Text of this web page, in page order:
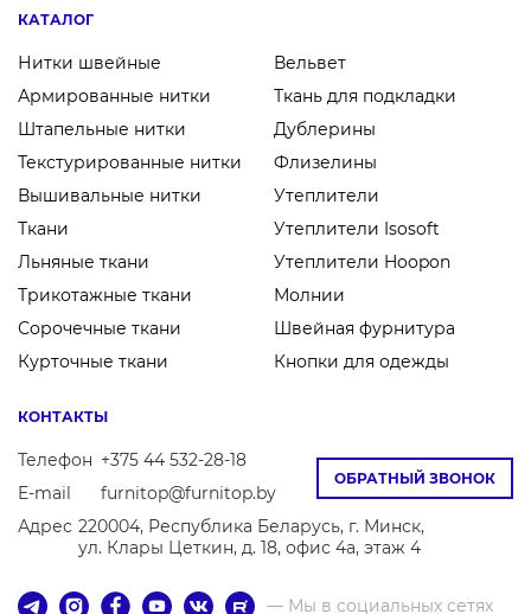
КАТАЛОГ
Нитки швейные
Армированные нитки
Штапельные нитки
Текстурированные нитки
Вышивальные нитки
Ткани
Льняные ткани
Трикотажные ткани
Сорочечные ткани
Курточные ткани
Вельвет
Ткань для подкладки
Дублерины
Флизелины
Утеплители
Утеплители Isosoft
Утеплители Hoopon
Молнии
Швейная фурнитура
Кнопки для одежды
ОБРАТНЫЙ ЗВОНОК
КОНТАКТЫ
Телефон +375 44 532-28-18
E-mail
furnitop@furnitop.by
Адрес 220004, Республика Беларусь, г. Минск,
ул. Клары Цеткин, д. 18, офис 4а, этаж 4
— Мы в социальных сетях